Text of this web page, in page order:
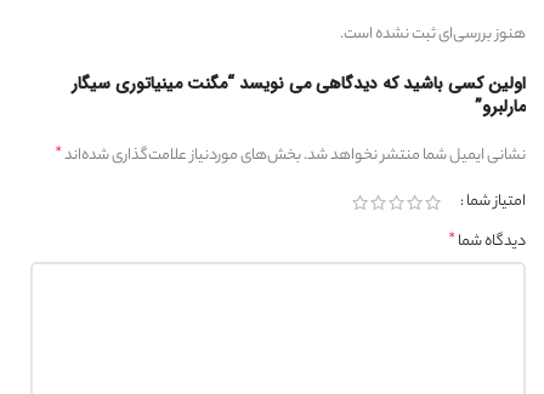
هنوز بررسی‌ای ثبت نشده است.
اولین کسی باشید که دیدگاهی می نویسد “مگنت مینیاتوری سیگار
مارلبرو”
نشانی ایمیل شما منتشر نخواهد شد.بخش‌های موردنیاز علامت‌گذاری شده‌اند*
امتیاز شما
دیدگاه شما*